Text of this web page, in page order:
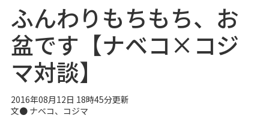
ふんわりもちもち、お
盆です【ナベコ×コジ
マ対談】
2016年08月12日 18時45分更新
文● ナベコ、 コジマ